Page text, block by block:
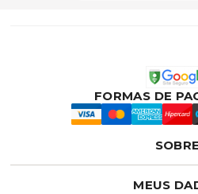
FORMAS DE
SOBRE
MEUS